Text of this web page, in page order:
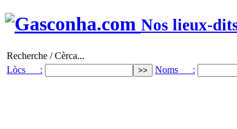
Nos lieux-
Recherche / Cèrca...
Lòcs :
Noms :